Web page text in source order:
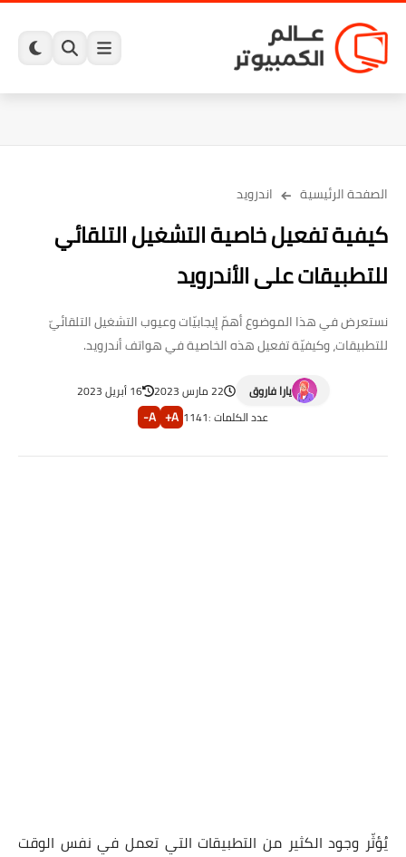
الصفحة الرئيسية اندرويد
كيفية تفعيل خاصية التشغيل التلقائي
للتطبيقات على الأندرويد
نستعرض في هذا الموضوع أهمّ إيجابيّات وعيوب التشغيل التلقائيّ
للتطبيقات، وكيفيّة تفعيل هذه الخاصية في هواتف أندرويد.
يارا فاروق 22 مارس 2023
16 أبريل 2023
عدد الكلمات :1141
A+
A-
يُؤثّر وجود الكثير من التطبيقات التي تعمل في نفس الوقت